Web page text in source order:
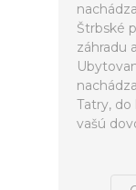
Štrbské
záhradu
Tatry,
vašú